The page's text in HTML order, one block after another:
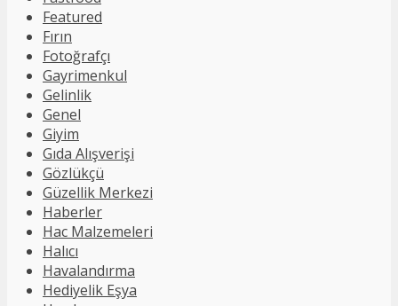
Featured
Fırın
Fotoğrafçı
Gayrimenkul
Gelinlik
Genel
Giyim
Gıda Alışverişi
Gözlükçü
Güzellik Merkezi
Haberler
Hac Malzemeleri
Halıcı
Havalandırma
Hediyelik Eşya